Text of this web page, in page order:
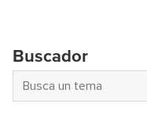
Buscador